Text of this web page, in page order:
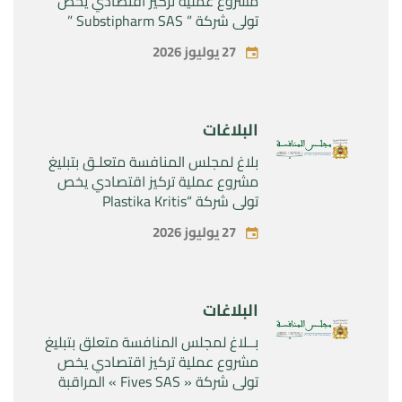
تولي شركة ” Substipharm SAS ”
المراقبة الحصرية للأصول والحقوق
المتعلقة بالمنتجين الصيدلانيين”
27 يوليوز 2026
البلاغات
بلاغ لمجلس المنافسة متعلـق بتبليغ
مشروع عملية تركيز اقتصادي يخص
تولي شركة “Plastika Kritis
SA”المراقبة الحصرية لشركة
“Naturplas Industrial SARL” 27 يوليوز 2026
البلاغات
بــلاغ لمجلس المنافسة متعلق بتبليغ
مشروع عملية تركيز اقتصادي يخص
تولي شركة « Fives SAS » المراقبة